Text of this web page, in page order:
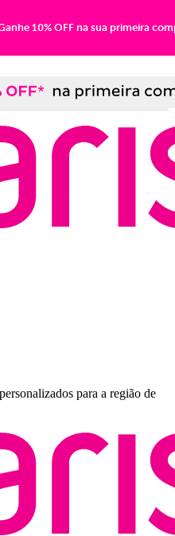
10% OFF na sua primeira
para a região de